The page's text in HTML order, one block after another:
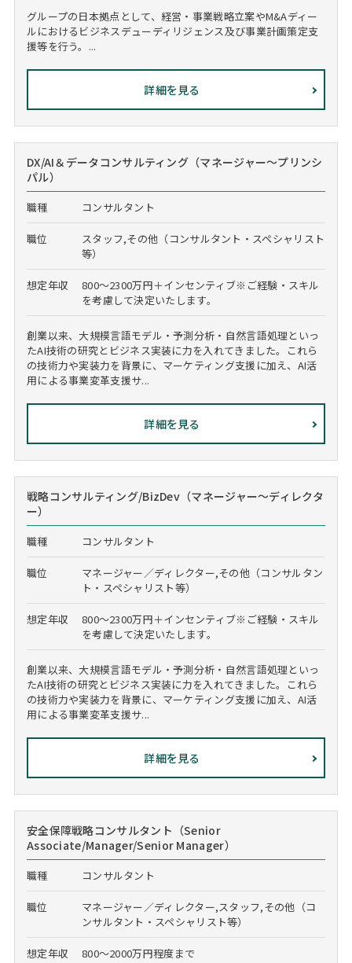
グループの日本拠点として、経営・事業戦略立案やM&Aディー
ルにおけるビジネスデューディリジェンス及び事業計画策定支
援等を行う。...
詳細を見る
DX/AI＆データコンサルティング（マネージャー～プリンシ
パル）
職種 コンサルタント
職位
スタッフ,その他（コンサルタント・スペシャリスト
等）
想定年収
800～2300万円＋インセンティブ※ご経験・スキル
を考慮して決定いたします。
創業以来、大規模言語モデル・予測分析・自然言語処理といっ
たAI技術の研究とビジネス実装に力を入れてきました。これら
の技術力や実装力を背景に、マーケティング支援に加え、AI活
用による事業変革支援サ...
詳細を見る
戦略コンサルティング/BizDev（マネージャー～ディレクタ
ー）
職種 コンサルタント
職位
マネージャー／ディレクター,その他（コンサルタン
ト・スペシャリスト等）
想定年収
800～2300万円＋インセンティブ※ご経験・スキル
を考慮して決定いたします。
創業以来、大規模言語モデル・予測分析・自然言語処理といっ
たAI技術の研究とビジネス実装に力を入れてきました。これら
の技術力や実装力を背景に、マーケティング支援に加え、AI活
用による事業変革支援サ...
詳細を見る
安全保障戦略コンサルタント（Senior
Associate/Manager/Senior Manager）
職種 コンサルタント
職位
マネージャー／ディレクター,スタッフ,その他（コ
ンサルタント・スペシャリスト等）
想定年収 800～2000万円程度まで